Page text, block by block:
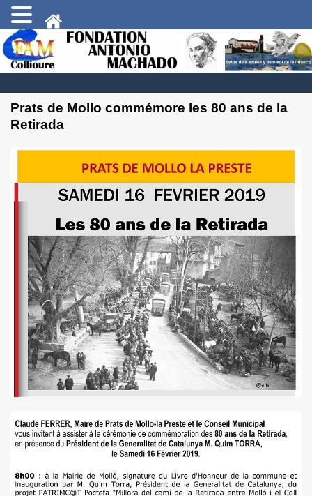
Prats de Mollo commémore les 80 ans de la
Retirada